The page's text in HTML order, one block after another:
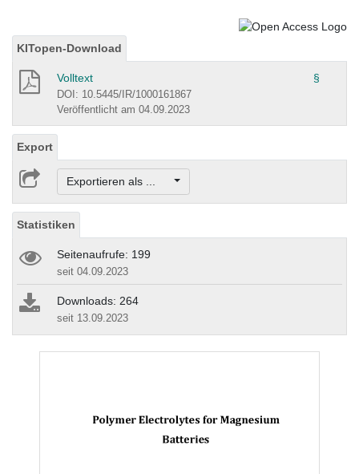
KITopen-Download
Volltext §
DOI: 10.5445/IR/1000161867
Veröffentlicht am 04.09.2023
Export
Exportieren als ...
Statistiken
Seitenaufrufe: 199
seit 04.09.2023
Downloads: 264
seit 13.09.2023